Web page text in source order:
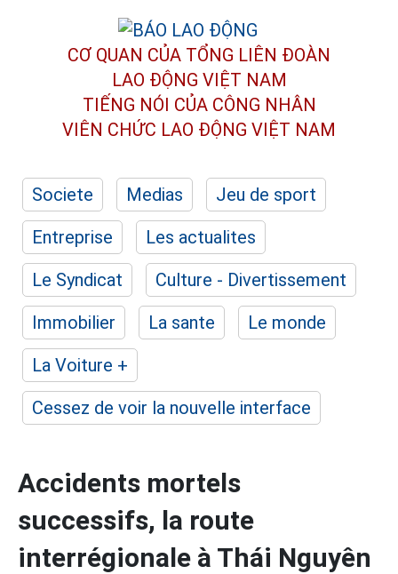
CƠ QUAN CỦA TỔNG LIÊN ĐOÀN
LAO ĐỘNG VIỆT NAM
TIẾNG NÓI CỦA CÔNG NHÂN
VIÊN CHỨC LAO ĐỘNG VIỆT NAM
Societe Medias
Jeu de sport
Entreprise
Les actualites
Le Syndicat
Culture - Divertissement
Immobilier
La sante
Le monde
La Voiture +
Cessez de voir la nouvelle interface
Accidents mortels
successifs, la route
interrégionale à Thái Nguyên